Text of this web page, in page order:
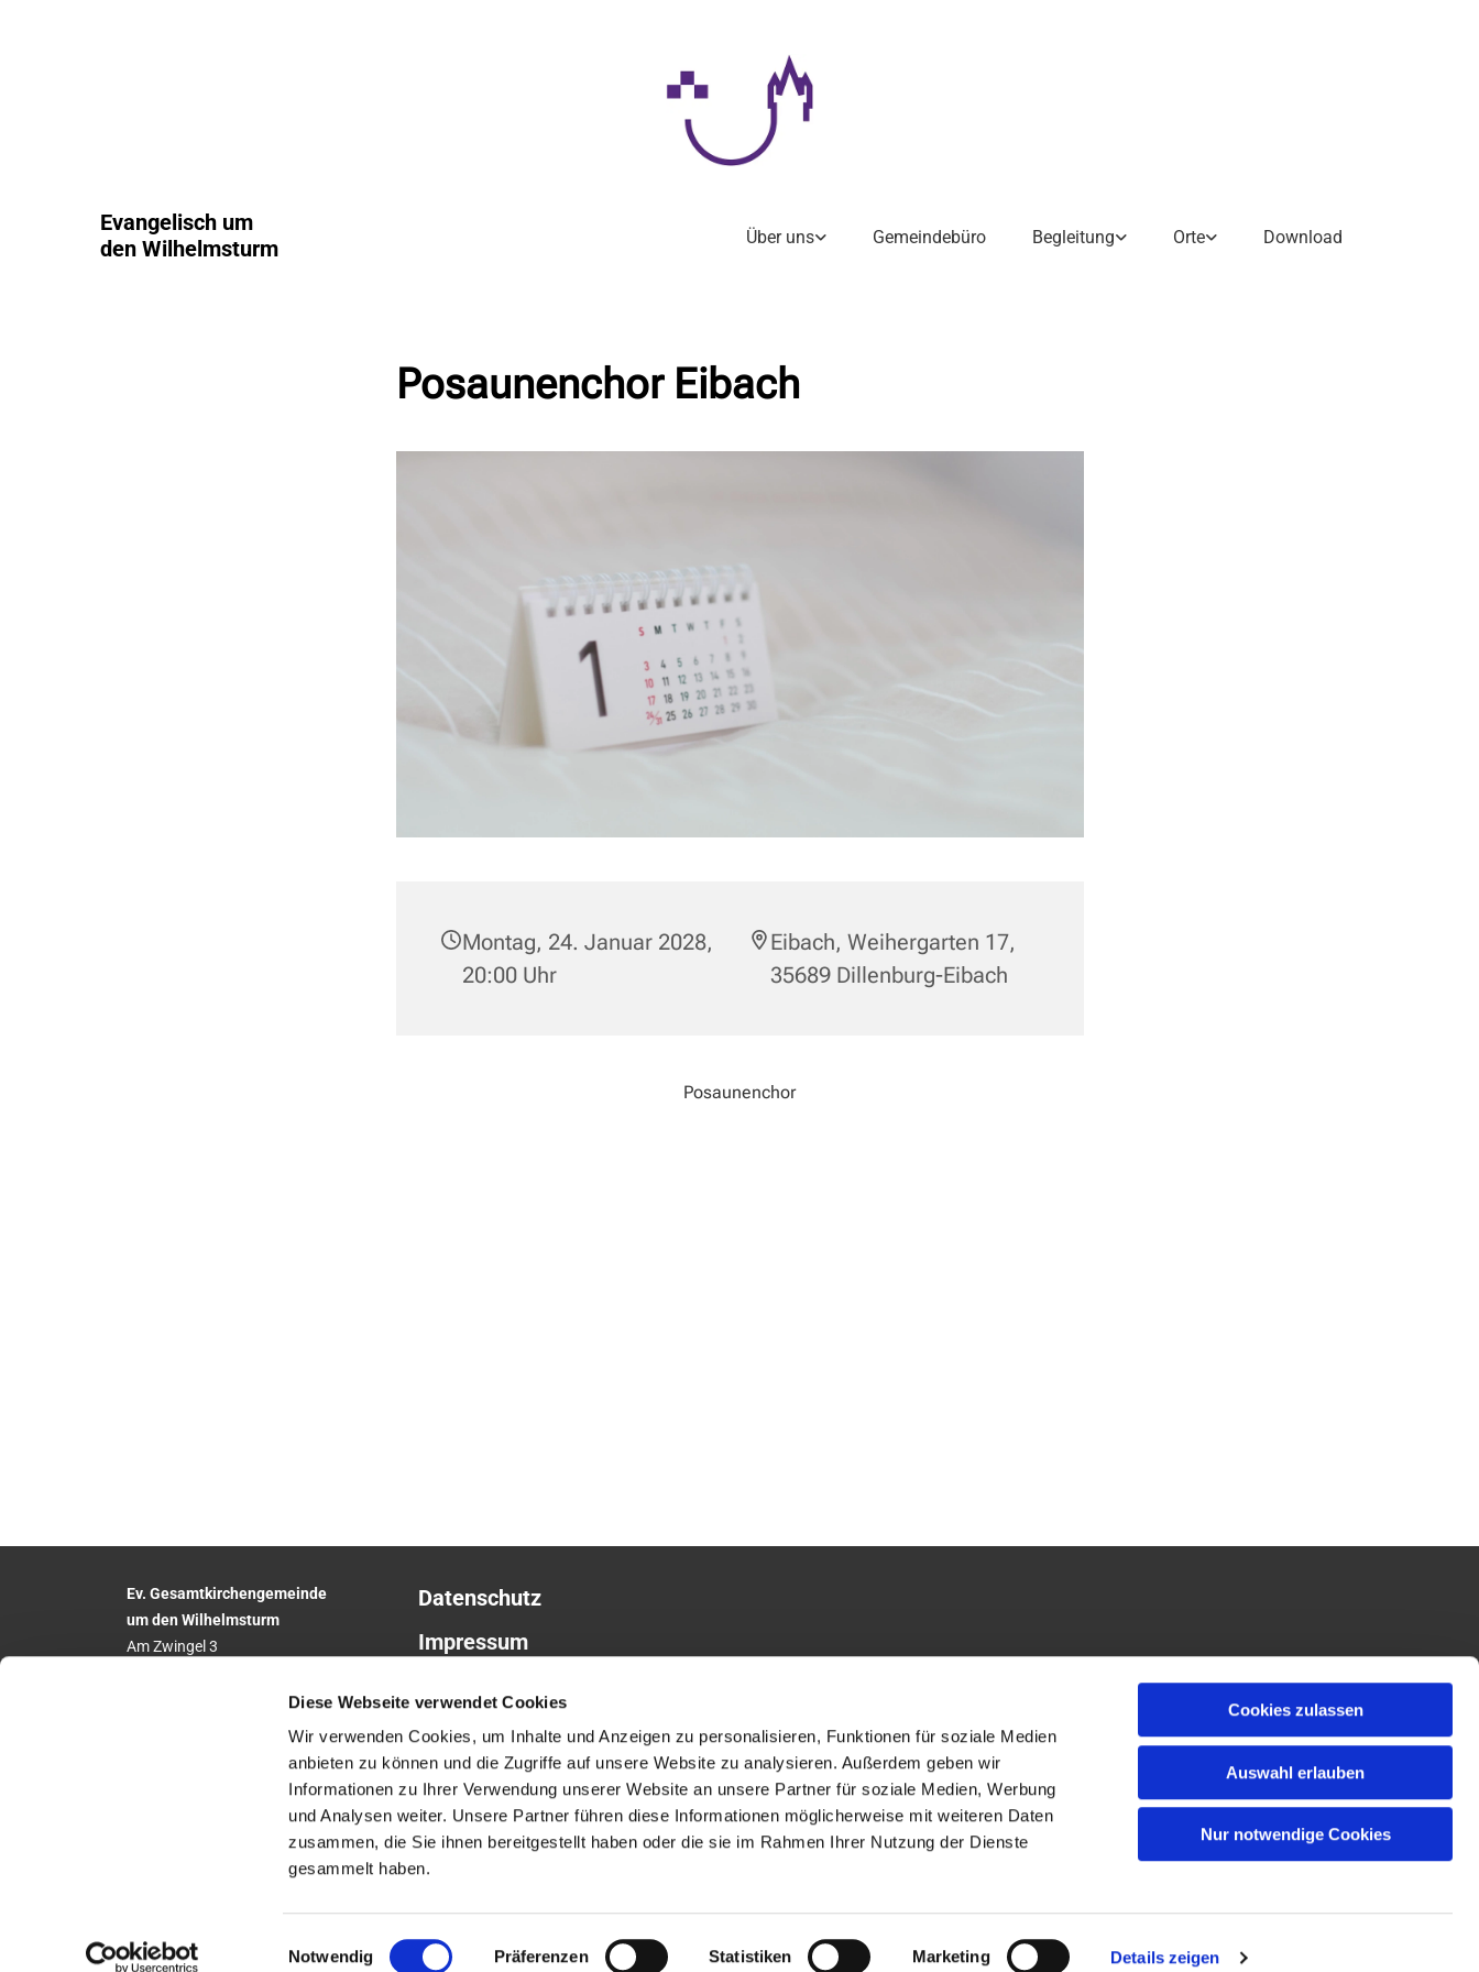
Diese Webseite verwendet Cookies
Wir verwenden Cookies, um Inhalte und Anzeigen zu personalisieren, Funktionen für soziale Medien
anbieten zu können und die Zugriffe auf unsere Website zu analysieren. Außerdem geben wir
Informationen zu Ihrer Verwendung unserer Website an unsere Partner für soziale Medien, Werbung
und Analysen weiter. Unsere Partner führen diese Informationen möglicherweise mit weiteren Daten
zusammen, die Sie ihnen bereitgestellt haben oder die sie im Rahmen Ihrer Nutzung der Dienste
gesammelt haben.
Einwilligungsauswahl
Notwendig Präferenzen Statistiken Marketing Details zeigen
Cookies zulassen
Auswahl erlauben
Nur notwendige Cookies
Evangelisch um
den Wilhelmsturm
Über uns Gemeindebüro Begleitung Orte Download
Posaunenchor Eibach
Montag, 24. Januar 2028,
20:00 Uhr
Eibach, Weihergarten 17,
35689 Dillenburg-Eibach
Posaunenchor
Ev. Gesamtkirchengemeinde
um den Wilhelmsturm
Am Zwingel 3
gesamtkirchengemeinde.wilhelmsturm@e
Website: www.um-den-wilhelmsturm.de
Datenschutz
Impressum